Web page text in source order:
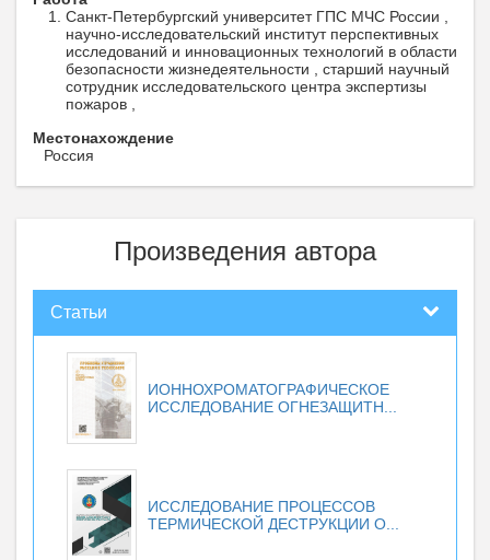
Санкт-Петербургский университет ГПС МЧС России ,
научно-исследовательский институт перспективных
исследований и инновационных технологий в области
безопасности жизнедеятельности , старший научный
сотрудник исследовательского центра экспертизы
пожаров ,
Местонахождение
Россия
Произведения автора
Статьи
ИОННОХРОМАТОГРАФИЧЕСКОЕ
ИССЛЕДОВАНИЕ ОГНЕЗАЩИТН...
ИССЛЕДОВАНИЕ ПРОЦЕССОВ
ТЕРМИЧЕСКОЙ ДЕСТРУКЦИИ О...